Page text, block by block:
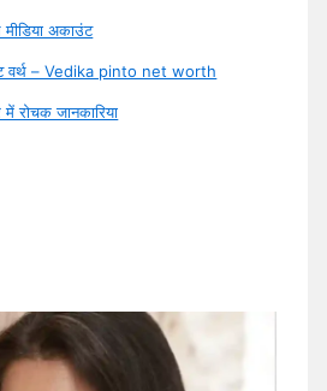
मीडिया अकाउंट
वर्थ – Vedika pinto net worth
में रोचक जानकारिया